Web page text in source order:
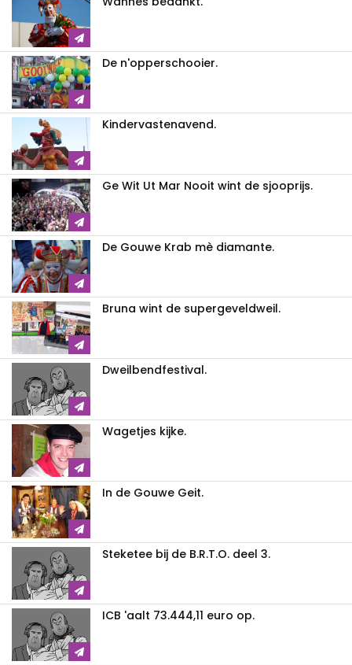
De n'opperschooier.
Kindervastenavend.
Ge Wit Ut Mar Nooit wint de sjooprijs.
De Gouwe Krab mè diamante.
Bruna wint de supergeveldweil.
Dweilbendfestival.
Wagetjes kijke.
In de Gouwe Geit.
Steketee bij de B.R.T.O. deel 3.
ICB 'aalt 73.444,11 euro op.